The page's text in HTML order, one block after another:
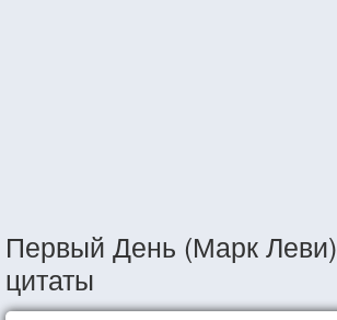
Первый День (Марк Леви)
цитаты